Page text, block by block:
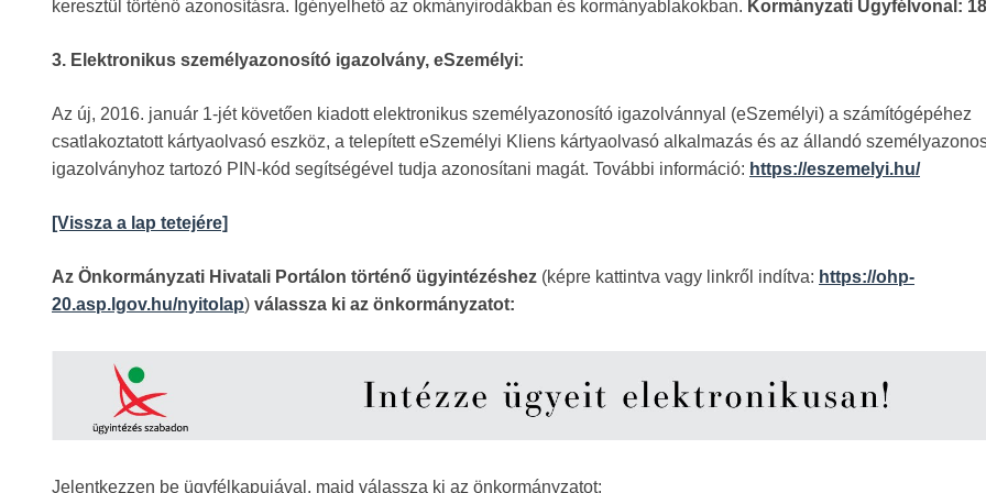
keresztül történő azonosításra. Igényelhető az okmányirodákban és kormányablakokban. Kormányzati Ügyfélvonal:
3. Elektronikus személyazonosító igazolvány, eSzemélyi:
Az új, 2016. január 1-jét követően kiadott elektronikus személyazonosító igazolvánnyal (eSzemélyi) a számítógépéhez
csatlakoztatott kártyaolvasó eszköz, a telepített eSzemélyi Kliens kártyaolvasó alkalmazás és az állandó
igazolványhoz tartozó PIN-kód segítségével tudja azonosítani magát. További információ: https://eszemelyi.hu/
[Vissza a lap tetejére]
Az Önkormányzati Hivatali Portálon történő ügyintézéshez (képre kattintva vagy linkről indítva: https://ohp-
20.asp.lgov.hu/nyitolap) válassza ki az önkormányzatot:
Jelentkezzen be ügyfélkapujával, majd válassza ki az önkormányzatot: